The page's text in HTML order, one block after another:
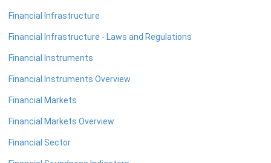
நாணயத்தாள்களும் குத்திகளும்
சுற்றோட்டத்திலுள்ள நாணயத் தாள்கள்
சுற்றோட்டத்திலுள்ள நாணயக்குத்திகள்
இலங்கை நாணயத்தின் வரலாறு
பொதுமக்கள் நாணயமாற்றுக் கருமபீடம்
Financial Infrastructure
Financial Infrastructure - Laws and Regulations
Financial Instruments
Financial Instruments Overview
Financial Markets
Financial Markets Overview
Financial Sector